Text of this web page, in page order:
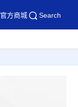
官方商城 Search